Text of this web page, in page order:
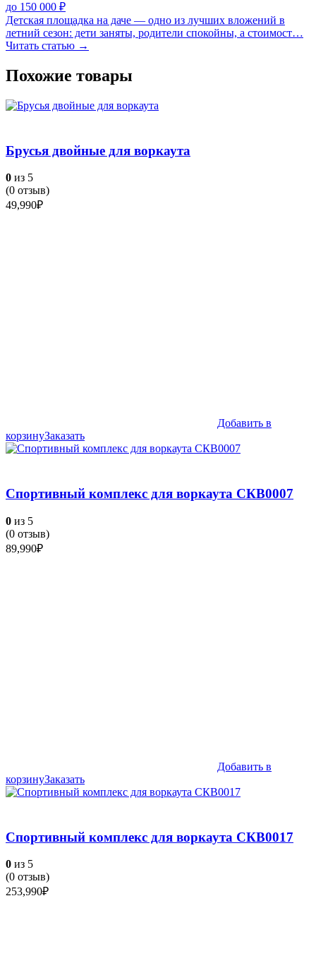
до 150 000 ₽
Детская площадка на даче — одно из лучших вложений в
летний сезон: дети заняты, родители спокойны, а стоимост…
Читать статью →
Похожие товары
Брусья двойные для воркаутa
0 из 5
(0 отзыв)
49,990₽
Добавить в
корзинуЗаказать
Спортивный комплекс для воркаута СКВ0007
0 из 5
(0 отзыв)
89,990₽
Добавить в
корзинуЗаказать
Спортивный комплекс для воркаута СКВ0017
0 из 5
(0 отзыв)
253,990₽